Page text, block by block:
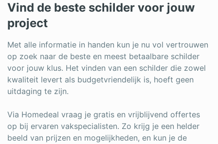
Vind de beste schilder voor jouw
project
Met alle informatie in handen kun je nu vol vertrouwen
op zoek naar de beste en meest betaalbare schilder
voor jouw klus. Het vinden van een schilder die zowel
kwaliteit levert als budgetvriendelijk is, hoeft geen
uitdaging te zijn.
Via Homedeal vraag je gratis en vrijblijvend offertes
op bij ervaren vakspecialisten. Zo krijg je een helder
beeld van prijzen en mogelijkheden, en kun je de